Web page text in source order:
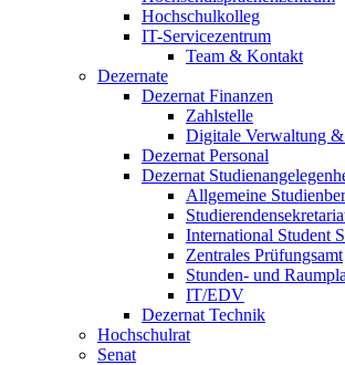
Hochschulkolleg
IT-Servicezentrum
Team & Kontakt
Dezernate
Dezernat Finanzen
Zahlstelle
Digitale Verwaltung
Dezernat Personal
Dezernat
Allgemeine
International Student
Zentrales Prüfungsamt
Stunden- und
IT/EDV
Dezernat Technik
Hochschulrat
Senat